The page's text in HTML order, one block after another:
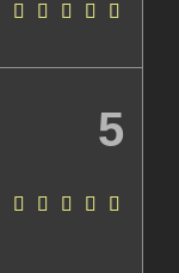
5